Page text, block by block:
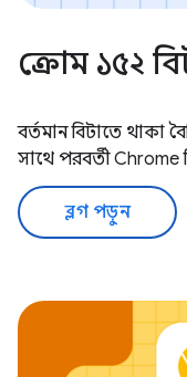
ক্রোম ১৫২
বর্তমান বিটাতে থাকা
সাথে পরবর্তী
ব্লগ পড়ুন